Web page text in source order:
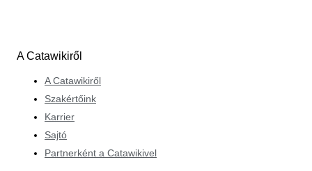
A Catawikiről
A Catawikiről
Szakértőink
Karrier
Sajtó
Partnerként a Catawikivel